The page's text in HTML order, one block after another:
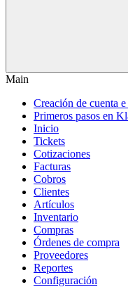
Main
Creación de cuenta
Primeros pasos en
Inicio
Tickets
Cotizaciones
Facturas
Cobros
Clientes
Artículos
Inventario
Compras
Órdenes de compra
Proveedores
Reportes
Configuración